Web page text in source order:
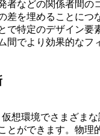
者などの関係者間の
差を埋めることにつ
で特定のデザイン要
間でより効果的なフ
想環境でさまざま
とができます。物理